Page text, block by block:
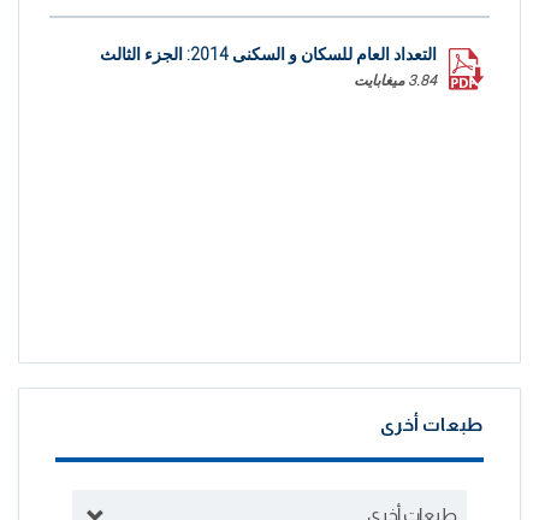
التعداد العام للسكان و السكنى 2014: الجزء الثالث
3.84 ميغابايت
طبعات أخرى
طبعات أخرى